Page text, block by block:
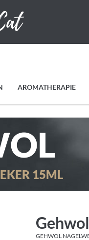
AROMATHERAPIE
15ML
GEHWOL